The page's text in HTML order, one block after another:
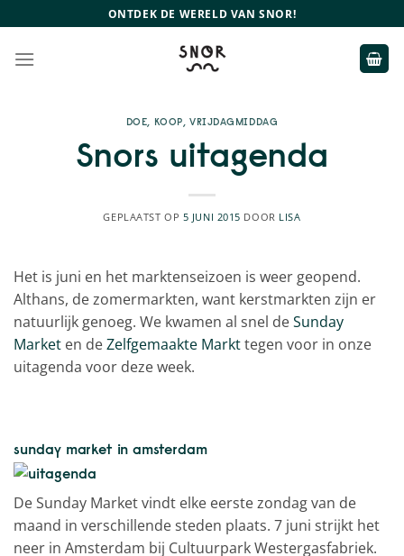
naar
inhoud
ONTDEK DE WERELD VAN SNOR!
DOE, KOOP, VRIJDAGMIDDAG
Snors uitagenda
GEPLAATST OP 5 JUNI 2015 DOOR LISA
Het is juni en het marktenseizoen is weer geopend.
Althans, de zomermarkten, want kerstmarkten zijn er
natuurlijk genoeg. We kwamen al snel deSunday
Market en deZelfgemaakte Markttegen voor in onze
uitagenda voor deze week.
sunday market in amsterdam
De Sunday Market vindt elke eerste zondag van de
maand in verschillende steden plaats. 7 juni strijkt het
neer in Amsterdam bij Cultuurpark Westergasfabriek.